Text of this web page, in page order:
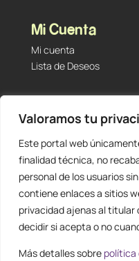
Valoramos tu
Este portal web
finalidad técnica, no
personal de los usuarios
contiene enlaces a sitios
privacidad ajenas al titular
decidir si acepta o no
Más detalles sobre política
Mi Cuenta
Mi cuenta
Lista de Deseos
Tu Tienda de Segunda
28027 – España)
912 60 05 55 |+34 601